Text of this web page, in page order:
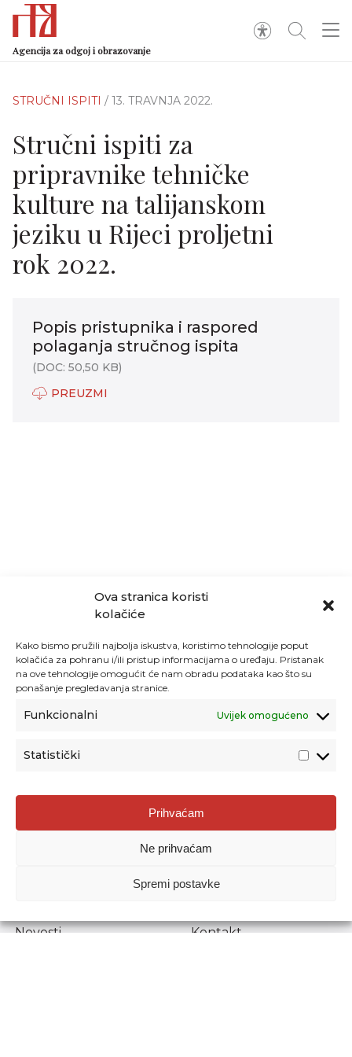
Ova stranica koristi
kolačiće
Kako bismo pružili najbolja iskustva, koristimo tehnologije poput
kolačića za pohranu i/ili pristup informacijama o uređaju. Pristanak
na ove tehnologije omogućit će nam obradu podataka kao što su
ponašanje pregledavanja stranice.
Funkcionalni Uvijek omogućeno
Statistički
Prihvaćam
Ne prihvaćam
Spremi postavke
Agencija za odgoj i obrazovanje
STRUČNI ISPITI / 13. TRAVNJA 2022.
Stručni ispiti za
pripravnike tehničke
kulture na talijanskom
jeziku u Rijeci proljetni
rok 2022.
Popis pristupnika i raspored
polaganja stručnog ispita
(DOC: 50,50 KB)
PREUZMI
Agencija za odgoj i obrazovanje
Donje Svetice 38, 10000 Zagreb
1778129
Prenošenje sadržaja dopušteno je uz navođenje izvora.
Novosti
Kontakt